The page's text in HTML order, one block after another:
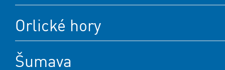
Orlické hory
Šumava